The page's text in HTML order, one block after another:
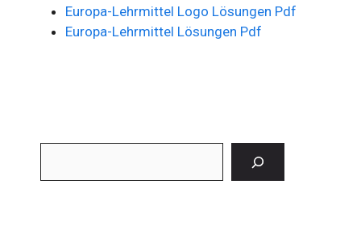
Europa-Lehrmittel Logo Lösungen Pdf
Europa-Lehrmittel Lösungen Pdf